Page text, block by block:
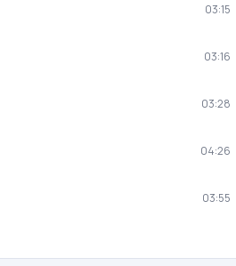
03:15
03:16
03:28
04:26
03:55